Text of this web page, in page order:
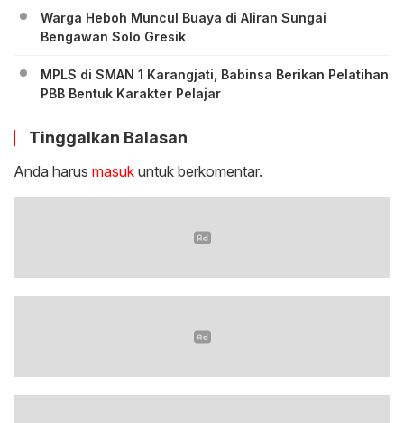
Warga Heboh Muncul Buaya di Aliran Sungai
Bengawan Solo Gresik
MPLS di SMAN 1 Karangjati, Babinsa Berikan Pelatihan
PBB Bentuk Karakter Pelajar
Tinggalkan Balasan
Anda harus masuk untuk berkomentar.